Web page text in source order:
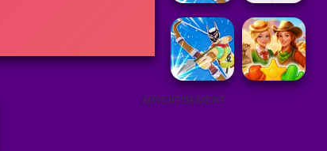
ADVERTISEMENT